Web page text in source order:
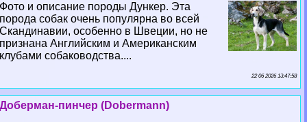
Фото и описание породы Дункер. Эта
порода собак очень популярна во всей
Скандинавии, особенно в Швеции, но не
признана Английским и Американским
клубами собаководства....
22 06 2026 13:47:58
Доберман-пинчер (Dobermann)